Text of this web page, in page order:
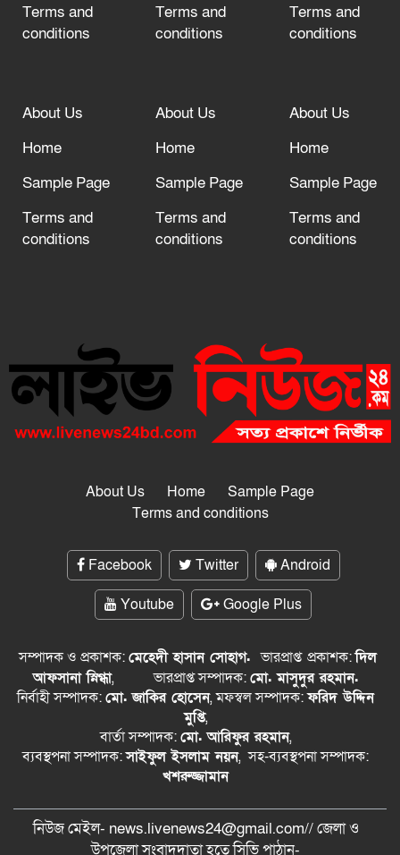
Terms and
conditions
Terms and
conditions
Terms and
conditions
About Us
Home
Sample Page
Terms and
conditions
About Us
Home
Sample Page
Terms and
conditions
About Us
Home
Sample Page
Terms and
conditions
About Us Home
Sample Page
Terms and conditions
Facebook Twitter
Android
Youtube
Google Plus
সম্পাদক ও প্রকাশক:মেহেদী হাসান সোহাগ.ভারপ্রাপ্ত প্রকাশক:দিল
আফসানা স্নিগ্ধা, ভারপ্রাপ্ত সম্পাদক:মো. মাসুদুর রহমান.
নির্বাহী সম্পাদক:মো. জাকির হোসেন, মফস্বল সম্পাদক:ফরিদ উদ্দিন
মুপ্তি,
বার্তা সম্পাদক:মো. আরিফুর রহমান,
ব্যবস্থপনা সম্পাদক:সাইফুল ইসলাম নয়ন, সহ-ব্যবস্থপনা সম্পাদক:
খশরুজ্জামান
নিউজ মেইল- news.livenews24@gmail.com// জেলা ও
‍উপজেলা সংবাদদাতা হতে সিভি পাঠান-